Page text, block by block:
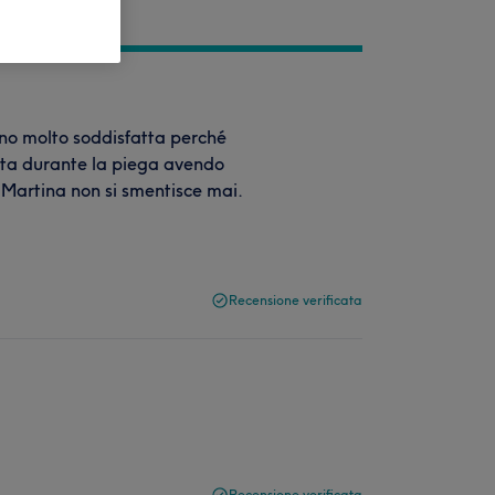
molto soddisfatta perché
durante la piega avendo
non si smentisce mai.
Recensione verificata